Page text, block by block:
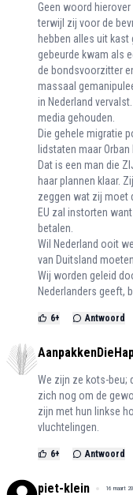
Geen woord hierover
terwijl zij voor de
hebben alles uit
gebeurde kwam als
de bondsvoorzitter
massaal
in Nederland
media gehouden.
Die gehele migratie
lidstaten maar
Dat is een man die
haar plannen klaar.
zeggen wat zij moet
EU zal instorten
betalen.
Wil Nederland ooit
van Duitsland
Wij worden geleid
Nederlanders geeft,
6+ Antwoord
We zijn ze kots-beu;
zich nog om de
zijn met hun linkse
vluchtelingen.
6+ Antwoord
piet-klein 16 maart